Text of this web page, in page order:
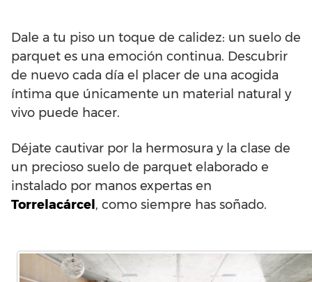
Dale a tu piso un toque de calidez: un suelo de
parquet es una emoción continua. Descubrir
de nuevo cada día el placer de una acogida
íntima que únicamente un material natural y
vivo puede hacer.
Déjate cautivar por la hermosura y la clase de
un precioso suelo de parquet elaborado e
instalado por manos expertas en
Torrelacárcel , como siempre has soñado.